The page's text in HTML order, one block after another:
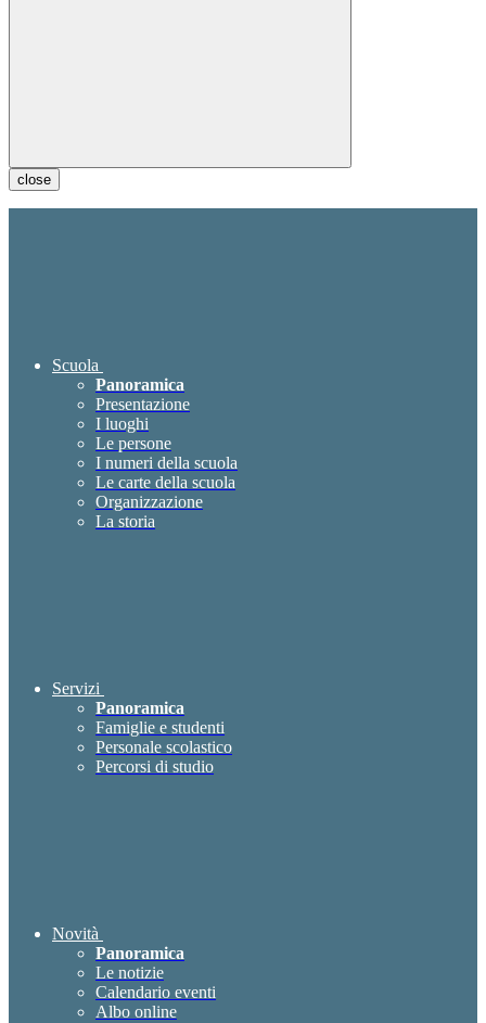
close
Scuola
Panoramica
Presentazione
I luoghi
Le persone
I numeri della scuola
Le carte della scuola
Organizzazione
La storia
Servizi
Panoramica
Famiglie e studenti
Personale scolastico
Percorsi di studio
Novità
Panoramica
Le notizie
Calendario eventi
Albo online